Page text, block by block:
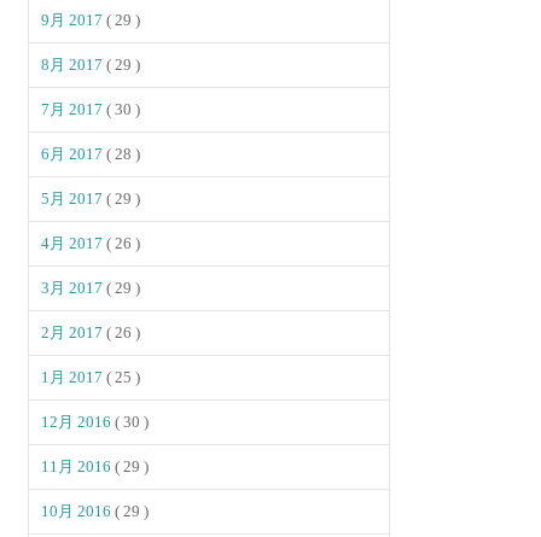
9月 2017( 29 )
8月 2017( 29 )
7月 2017( 30 )
6月 2017( 28 )
5月 2017( 29 )
4月 2017( 26 )
3月 2017( 29 )
2月 2017( 26 )
1月 2017( 25 )
12月 2016( 30 )
11月 2016( 29 )
10月 2016( 29 )